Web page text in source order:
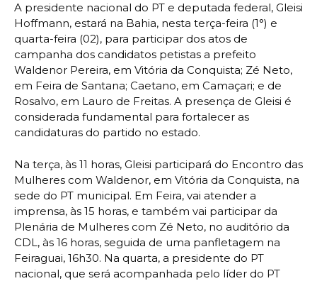
A presidente nacional do PT e deputada federal, Gleisi
Hoffmann, estará na Bahia, nesta terça-feira (1°) e
quarta-feira (02), para participar dos atos de
campanha dos candidatos petistas a prefeito
Waldenor Pereira, em Vitória da Conquista; Zé Neto,
em Feira de Santana; Caetano, em Camaçari; e de
Rosalvo, em Lauro de Freitas. A presença de Gleisi é
considerada fundamental para fortalecer as
candidaturas do partido no estado.
Na terça, às 11 horas, Gleisi participará do Encontro das
Mulheres com Waldenor, em Vitória da Conquista, na
sede do PT municipal. Em Feira, vai atender a
imprensa, às 15 horas, e também vai participar da
Plenária de Mulheres com Zé Neto, no auditório da
CDL, às 16 horas, seguida de uma panfletagem na
Feiraguai, 16h30. Na quarta, a presidente do PT
nacional, que será acompanhada pelo líder do PT